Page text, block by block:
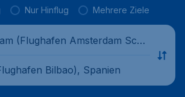
Nur Hinflug Mehrere Ziele
(Flughafen Amsterdam Schi
Bilbao), Spanien